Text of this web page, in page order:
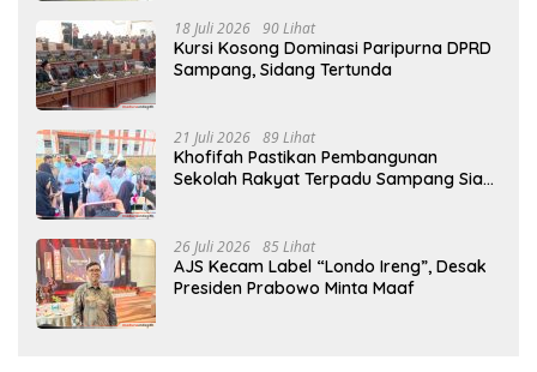
18 Juli 2026 90 Lihat
Kursi Kosong Dominasi Paripurna DPRD
Sampang, Sidang Tertunda
21 Juli 2026 89 Lihat
Khofifah Pastikan Pembangunan
Sekolah Rakyat Terpadu Sampang Siap
26 Juli 2026 85 Lihat
AJS Kecam Label “Londo Ireng”, Desak
Presiden Prabowo Minta Maaf